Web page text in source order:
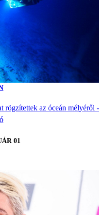
rögzítettek az óceán mélyéről -
01